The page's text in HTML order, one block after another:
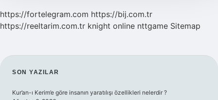
https://fortelegram.com https://bij.com.tr
https://reeltarim.com.tr knight online nttgame Sitemap
SIDEBAR
SON YAZILAR
Kur’an-ı Kerim’e göre insanın yaratılışı özellikleri nelerdir ?